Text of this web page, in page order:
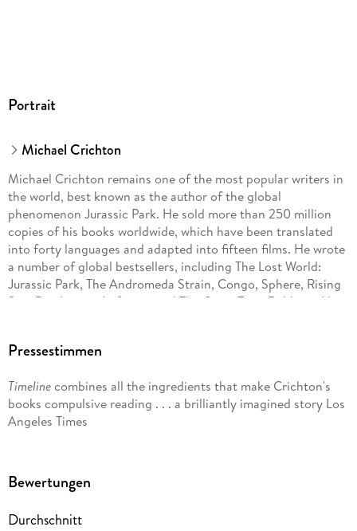
Portrait
Michael Crichton
Michael Crichton remains one of the most popular writers in
the world, best known as the author of the global
phenomenon Jurassic Park. He sold more than 250 million
copies of his books worldwide, which have been translated
into forty languages and adapted into fifteen films. He wrote
a number of global bestsellers, including The Lost World:
Jurassic Park, The Andromeda Strain, Congo, Sphere, Rising
Sun, Disclosure, Airframe, and The Great Train Robbery. His
for fifteen seasons, won twenty-three Primetime Emmy
the screenplays of Jurassic Park and Twister and wrote and
directed the film Westworld, which served as the basis for the
HBO series. Crichton is the only writer in history to have a
Pressestimmen
Timelinecombines all the ingredients that make Crichton's
books compulsive reading . . . a brilliantly imagined story Los
Angeles Times
Bewertungen
Durchschnitt